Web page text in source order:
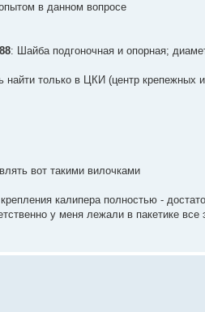
в данном вопросе
: Шайба подгоночная и опорная;
только в ЦКИ (центр крепежных
вот такими вилочками
калипера полностью -
у меня лежали в пакетике все